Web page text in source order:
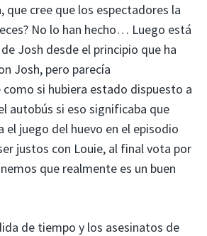
que cree que los espectadores la
No lo han hecho… Luego está
Josh desde el principio que ha
Josh, pero parecía
si hubiera estado dispuesto a
autobús si eso significaba que
el juego del huevo en el episodio
justos con Louie, al final vota por
que realmente es un buen
de tiempo y los asesinatos de